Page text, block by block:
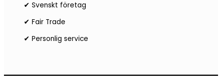
✔ Svenskt företag
✔ Fair Trade
✔ Personlig service